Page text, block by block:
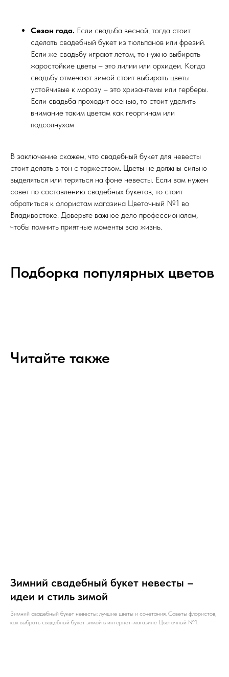
Сезон года. Если свадьба весной, тогда стоит
сделать свадебный букет из тюльпанов или фрезий.
Если же свадьбу играют летом, то нужно выбирать
жаростойкие цветы – это лилии или орхидеи. Когда
свадьбу отмечают зимой стоит выбирать цветы
устойчивые к морозу – это хризантемы или герберы.
Если свадьба проходит осенью, то стоит уделить
внимание таким цветам как георгинам или
подсолнухам
В заключение скажем, что свадебный букет для невесты
стоит делать в тон с торжеством. Цветы не должны сильно
выделяться или теряться на фоне невесты. Если вам нужен
совет по составлению свадебных букетов, то стоит
обратиться к флористам магазина Цветочный №1 во
Владивостоке. Доверьте важное дело профессионалам,
чтобы помнить приятные моменты всю жизнь.
Подборка популярных цветов
Читайте также
Зимний свадебный букет невесты –
идеи и стиль зимой
Зимний свадебный букет невесты: лучшие цветы и сочетания. Советы флористов,
как выбрать свадебный букет зимой в интернет-магазине Цветочный №1.